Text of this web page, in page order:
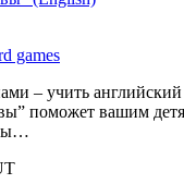
games
– учить
поможет вашим